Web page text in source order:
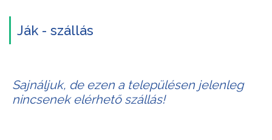
Ják - szállás
Sajnáljuk, de ezen a településen jelenleg
nincsenek elérhető szállás!